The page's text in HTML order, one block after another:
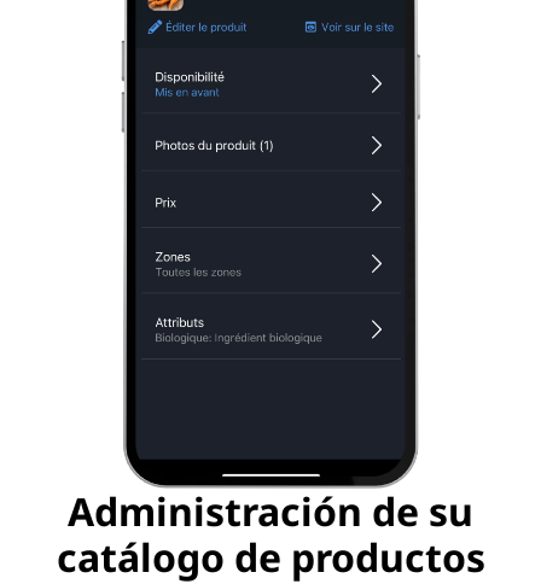
Administración de su
catálogo de productos